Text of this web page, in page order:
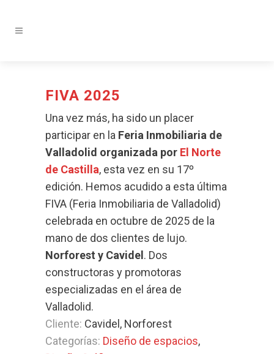
FIVA 2025
Una vez más, ha sido un placer
participar en la Feria Inmobiliaria de
Valladolid organizada por El Norte
de Castilla, esta vez en su 17º
edición. Hemos acudido a esta última
FIVA (Feria Inmobiliaria de Valladolid)
celebrada en octubre de 2025 de la
mano de dos clientes de lujo.
Norforest y Cavidel . Dos
constructoras y promotoras
especializadas en el área de
Valladolid.
Cliente: Cavidel, Norforest
Categorías: Diseño de espacios,